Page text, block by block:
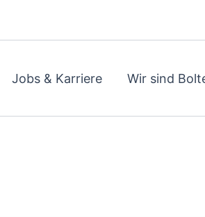
Jobs & Karriere Wir sind